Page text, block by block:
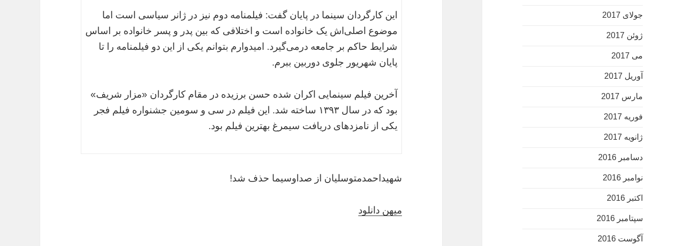
جولای 2017
ژوئن 2017
می 2017
آوریل 2017
مارس 2017
فوریه 2017
ژانویه 2017
دسامبر 2016
نوامبر 2016
اکتبر 2016
سپتامبر 2016
آگوست 2016
این کارگردان سینما در پایان گفت: فیلمنامه دوم نیز در ژانر سیاسی است اما
موضوع اصلی‌اش یک خانواده است و اختلافی که بین پدر و پسر خانواده بر اساس
شرایط حاکم بر جامعه درمی‌گیرد. امیدوارم بتوانم یکی از این دو فیلمنامه را تا
پایان شهریور جلوی دوربین ببرم.
آخرین فیلم سینمایی اکران شده حسن برزیده در مقام کارگردان «مزار شریف»
بود که در سال ۱۳۹۳ ساخته شد. این فیلم در سی و سومین جشنواره فیلم فجر
یکی از نامزدهای دریافت سیمرغ بهترین فیلم بود.
شهیداحمدمتوسلیان از صداوسیما حذف شد!
میهن دانلود